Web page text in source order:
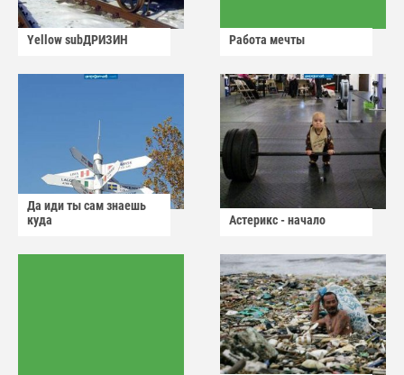
Yellow subДРИЗИН Работа мечты
Да иди ты сам знаешь
куда
Астерикс - начало